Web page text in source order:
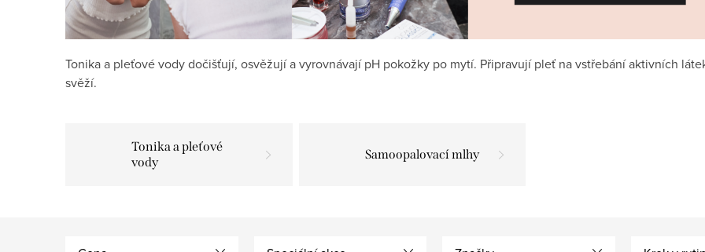
Tonika a pleťové vody dočišťují, osvěžují a vyrovnávají pH pokožky po mytí. Připravují pleť na vstřebání aktivních
svěží.
Tonika a pleťové
vody
Samoopalovací mlhy